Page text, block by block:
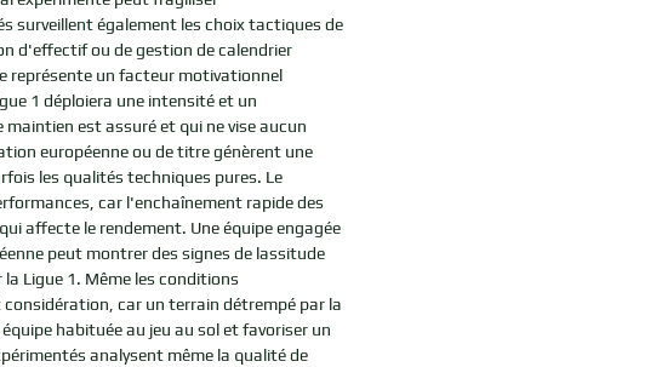
surveillent également les choix tactiques de
d'effectif ou de gestion de calendrier
représente un facteur motivationnel
1 déploiera une intensité et un
est assuré et qui ne vise aucun
européenne ou de titre génèrent une
les qualités techniques pures. Le
car l'enchaînement rapide des
affecte le rendement. Une équipe engagée
peut montrer des signes de lassitude
Ligue 1. Même les conditions
car un terrain détrempé par la
habituée au jeu au sol et favoriser un
analysent même la qualité de